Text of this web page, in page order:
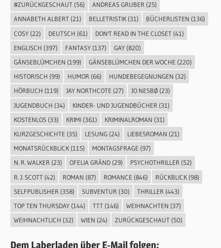
#ZURÜCKGESCHAUT(56) ANDREAS GRUBER(25)
ANNABETH ALBERT(21) BELLETRISTIK(31) BÜCHERLISTEN (136)
COSY(22) DEUTSCH (61) DON'T READ IN THE CLOSET(41)
ENGLISCH (397) FANTASY(137) GAY(820)
GÄNSEBLÜMCHEN (199) GÄNSEBLÜMCHEN DER WOCHE (220)
HISTORISCH (99) HUMOR(66) HUNDEBEGEGNUNGEN (32)
HÖRBUCH (119) JAY NORTHCOTE (27) JO NESBØ(23)
JUGENDBUCH (34) KINDER- UND JUGENDBÜCHER (31)
KOSTENLOS(33) KRIMI(361) KRIMINALROMAN (31)
KURZGESCHICHTE (35) LESUNG(24) LIEBESROMAN (21)
MONATSRÜCKBLICK(115) MONTAGSFRAGE (97)
N. R. WALKER(23) OFELIA GRÄND(29) PSYCHOTHRILLER(52)
R. J. SCOTT(42) ROMAN (87) ROMANCE (846) RÜCKBLICK(98)
SELFPUBLISHER (358) SUBVENTUR (30) THRILLER (443)
TOP TEN THURSDAY(144) TTT(146) WEIHNACHTEN (37)
WEIHNACHTLICH (32) WIEN (24) ZURÜCKGESCHAUT(50)
Dem Laberladen über E-Mail folgen: